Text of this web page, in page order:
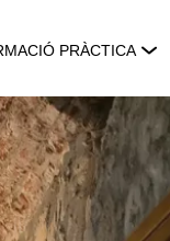
PRÀCTICA